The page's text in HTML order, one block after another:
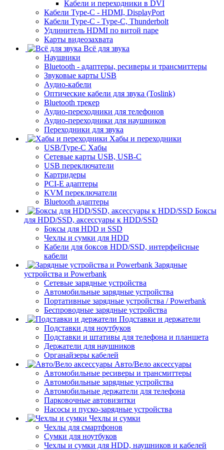
Кабели и переходники в DVI
Кабели Type-C - HDMI, DisplayPort
Кабели Type-C - Type-C, Thunderbolt
Удлинитель HDMI по витой паре
Карты видеозахвата
Всё для звука
Наушники
Bluetooth - адаптеры, ресиверы и трансмиттеры
Звуковые карты USB
Аудио-кабели
Оптические кабели для звука (Toslink)
Bluetooth трекер
Аудио-переходники для телефонов
Аудио-переходники для наушников
Переходники для звука
Хабы и переходники
USB/Type-C Хабы
Сетевые карты USB, USB-C
USB переключатели
Картридеры
PCI-E адаптеры
KVM переключатели
Bluetooth адаптеры
Боксы
для HDD/SSD, аксессуары к HDD/SSD
Боксы для HDD и SSD
Чехлы и сумки для HDD
Кабели для боксов HDD/SSD, интерфейсные
кабели
Зарядные
устройства и Powerbank
Сетевые зарядные устройства
Автомобильные зарядные устройства
Портативные зарядные устройства / Powerbank
Беспроводные зарядные устройства
Подставки и держатели
Подставки для ноутбуков
Подставки и штативы для телефона и планшета
Держатели для наушников
Органайзеры кабелей
Авто/Вело аксессуары
Автомобильные ресиверы и трансмиттеры
Автомобильные зарядные устройства
Автомобильные держатели для телефона
Парковочные автовизитки
Насосы и пуско-зарядные устройства
Чехлы и сумки
Чехлы для смартфонов
Сумки для ноутбуков
Чехлы и сумки для HDD, наушников и кабелей